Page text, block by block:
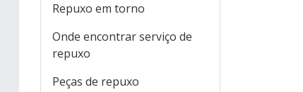
Repuxo em torno
Onde encontrar serviço de
repuxo
Peças de repuxo